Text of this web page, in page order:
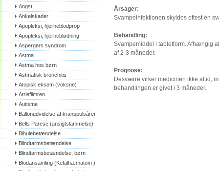
Angst
Ankelskader
Apopleksi, hjerneblodprop
Apopleksi, hjerneblødning
Aspergers syndrom
Astma
Astma hos børn
Astmatisk bronchitis
Atopisk eksem (voksne)
Atrieflimren
Autisme
Ballonudvidelse af kranspulsårer
Bells Parese (ansigtslammelse)
Bihulebetændelse
Blindtarmsbetændelse
Blindtarmsbetændelse, børn
Blodansamling (Kefalhæmatom )
Årsager:
Svampeinfektionen skyldes oftest en
Behandling:
Svampemiddel i tabletform. Afhængig
af 2-3 måneder.
Prognose:
Desværre virker medicinen ikke altid,
behandlingen er givet i 3 måneder.